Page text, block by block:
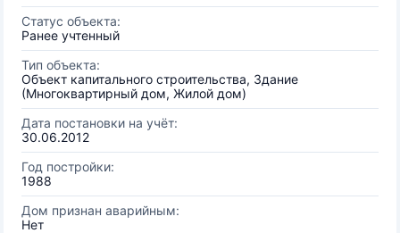
Статус объекта:
Ранее учтенный
Тип объекта:
Объект капитального строительства, Здание
(Многоквартирный дом, Жилой дом)
Дата постановки на учёт:
30.06.2012
Год постройки:
1988
Дом признан аварийным:
Нет